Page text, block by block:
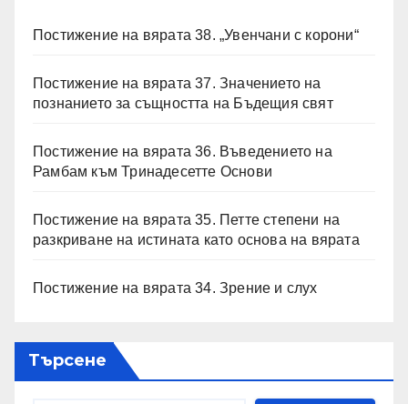
Постижение на вярата 38. „Увенчани с корони“
Постижение на вярата 37. Значението на
познанието за същността на Бъдещия свят
Постижение на вярата 36. Въведението на
Рамбам към Тринадесетте Основи
Постижение на вярата 35. Петте степени на
разкриване на истината като основа на вярата
Постижение на вярата 34. Зрение и слух
Търсене